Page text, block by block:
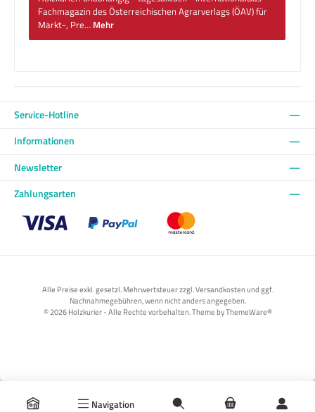
Navigation
Fachmagazin des Österreichischen Agrarverlags (ÖAV) für
Markt-, Pre… Mehr
Service-Hotline
Informationen
Newsletter
Zahlungsarten
Alle Preise exkl. gesetzl. Mehrwertsteuer zzgl. Versandkosten und ggf.
Nachnahmegebühren, wenn nicht anders angegeben.
© 2026 Holzkurier - Alle Rechte vorbehalten. Theme byThemeWare®